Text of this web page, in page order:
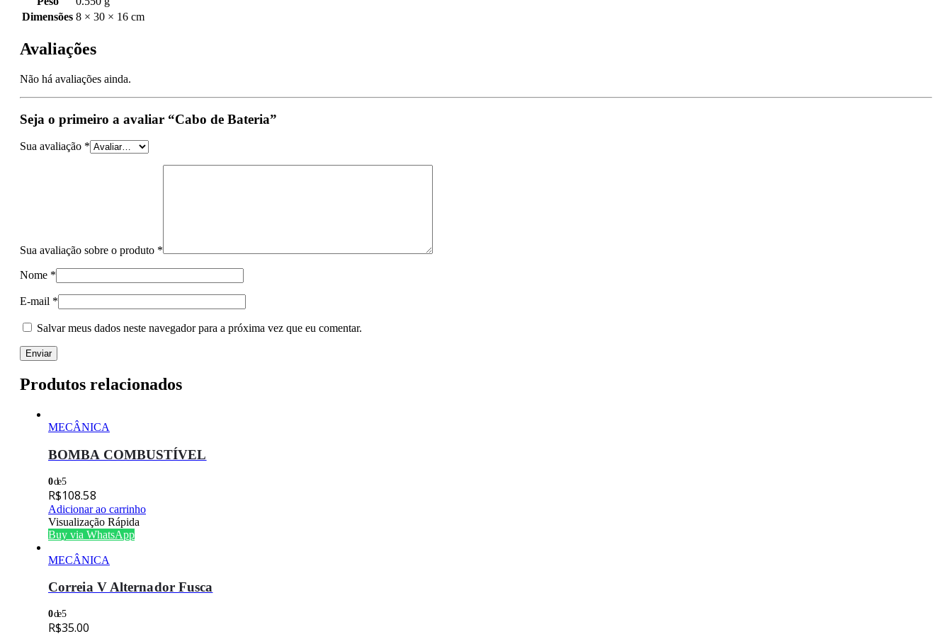
Dimensões 8 × 30 × 16 cm
Avaliações
Não há avaliações ainda.
Seja o primeiro a avaliar “Cabo de Bateria”
Sua avaliação *
Sua avaliação sobre o produto *
Nome *
E-mail *
Salvar meus dados neste navegador para a próxima vez que eu comentar.
Produtos relacionados
MECÂNICA
BOMBA COMBUSTÍVEL
0de 5
R$108.58
Adicionar ao carrinho
Visualização Rápida
Buy via WhatsApp
MECÂNICA
Correia V Alternador Fusca
0de 5
R$35.00